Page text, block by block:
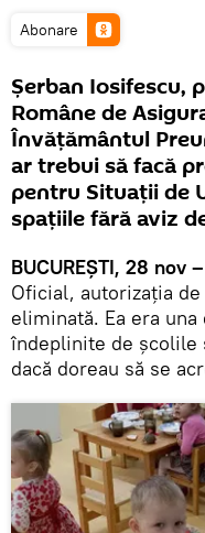
Abonare
Șerban Iosifescu,
Române de
Învățământul
ar trebui să facă
pentru Situații de
spațiile fără aviz
BUCUREȘTI, 28 nov
Oficial, autorizația
eliminată. Ea era
îndeplinite de școlile
dacă doreau să se